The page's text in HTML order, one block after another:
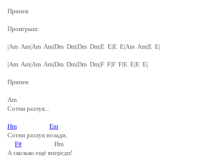
Припев.
Проигрыш:
|Am Am|Am Am|Dm Dm|Dm Dm|E E|E E|Am Am|E E|
|Am Am|Am Am|Dm Dm|Dm Dm|F F|F F|E E|E E|
Припев:
Am
Сотни разлук...
Hm
Em
Сотни разлук позади,
F# Hm
А сколько ещё впереди!